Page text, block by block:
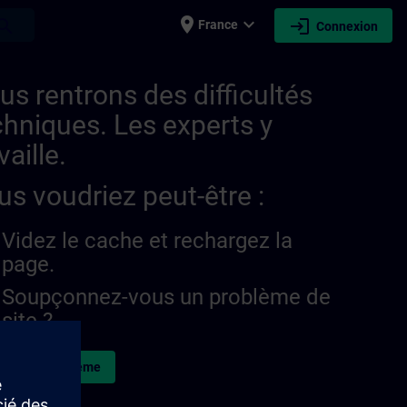
place France expand_more login Connexion
rentrons des difficultés
Les experts y
voudriez peut-être :
Videz le cache et rechargez la
page.
Soupçonnez-vous un problème de
site ?
le problème